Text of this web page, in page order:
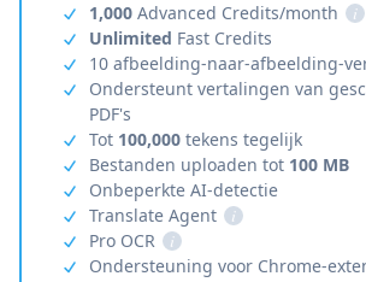
1,000 Advanced Credits/month
i
Unlimited Fast Credits
10 afbeelding-naar-afbeelding-
Ondersteunt vertalingen van
PDF's
Tot 100,000 tekens tegelijk
Bestanden uploaden tot 100 MB
Onbeperkte AI-detectie
Translate Agent
i
Pro OCR
i
Ondersteuning voor Chrome-